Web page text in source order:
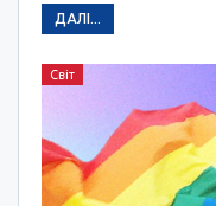
ДАЛІ...
Світ